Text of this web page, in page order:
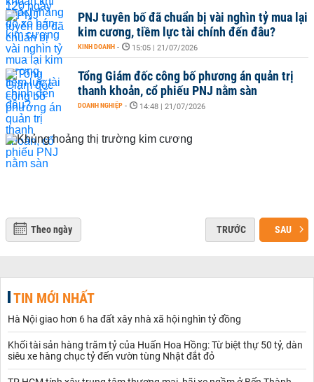
PNJ tuyên bố đã chuẩn bị vài nghìn tỷ mua lại
kim cương, tiềm lực tài chính đến đâu?
KINH DOANH - 15:05 | 21/07/2026
Tổng Giám đốc công bố phương án quản trị
thanh khoản, cổ phiếu PNJ nằm sàn
DOANH NGHIỆP - 14:48 | 21/07/2026
Theo ngày TRƯỚC SAU
TIN MỚI NHẤT
Hà Nội giao hơn 6 ha đất xây nhà xã hội nghìn tỷ đồng
Khối tài sản hàng trăm tỷ của Huấn Hoa Hồng: Từ biệt thự 50 tỷ, dàn
siêu xe hàng chục tỷ đến vườn tùng Nhật đắt đỏ